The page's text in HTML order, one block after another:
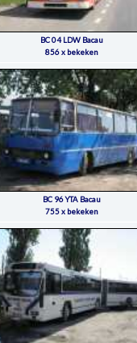
BC 04 LDW Bacau
856 x bekeken
BC 96 YTA Bacau
755 x bekeken